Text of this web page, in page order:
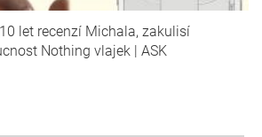
let recenzí Michala, zakulisí
Nothing vlajek | ASK